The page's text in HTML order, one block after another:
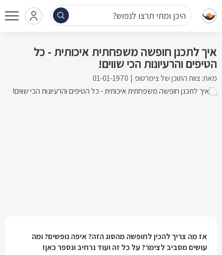
היכן ומתי תרצו לנפוש?
איך לתכנן חופשה משפחתית איכותית - כל
הטיפים והרעיונות הכי שווים!
מאת: צוות התוכן של צימרטופ 01-01-1970
אז מה צריך להכין לחופשה מהסוג הזה? איפה נופשים? ומה
עושים מסביב לצימר? על כל זה ועוד נרחיב ונספר כאן!